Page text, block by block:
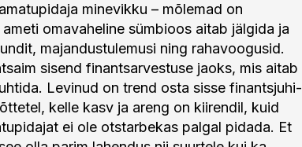
minevikku – mõlemad on
omavaheline sümbioos aitab jälgida ja
majandustulemusi ning rahavoogusid.
sisend finantsarvestuse jaoks, mis aitab
Levinud on trend osta sisse finantsjuhi-
kelle kasv ja areng on kiirendil, kuid
ei ole otstarbekas palgal pidada. Et